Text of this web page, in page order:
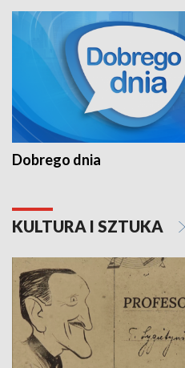
Dobrego dnia
KULTURA I SZTUKA